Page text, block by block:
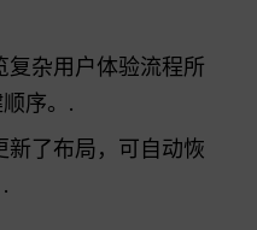
复杂用户体验流程所
序。.
新了布局，可自动恢